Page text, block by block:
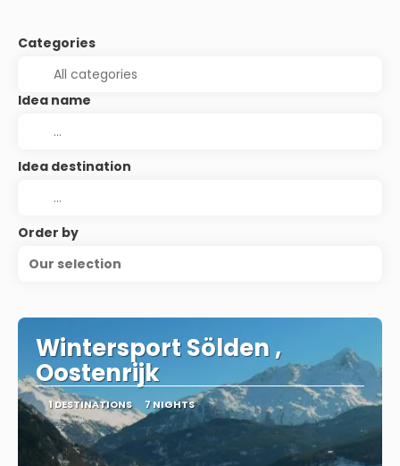
Categories
Idea name
Idea destination
Order by
Our selection
Wintersport Sölden ,
Oostenrijk
1 DESTINATIONS 7 NIGHTS